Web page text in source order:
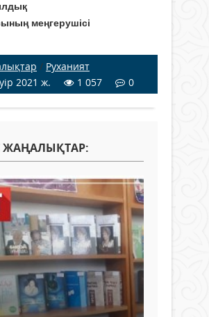
меңгерушісі
/ Руханият
2021 ж.
1 057 0
ЖАҢАЛЫҚТАР: